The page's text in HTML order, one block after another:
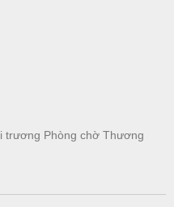
trương Phòng chờ Thương